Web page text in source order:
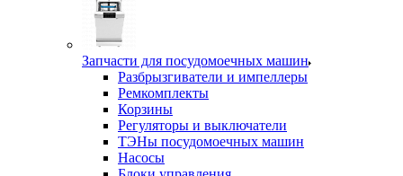
Запчасти для посудомоечных машин
Разбрызгиватели и импеллеры
Ремкомплекты
Корзины
Регуляторы и выключатели
ТЭНы посудомоечных машин
Насосы